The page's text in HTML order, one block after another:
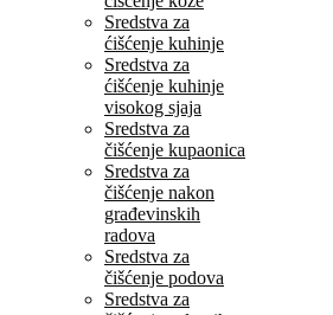
Sredstva za
ćišćenje kuhinje
Sredstva za
ćišćenje kuhinje
visokog sjaja
Sredstva za
čišćenje kupaonica
Sredstva za
čišćenje nakon
građevinskih
radova
Sredstva za
čišćenje podova
Sredstva za